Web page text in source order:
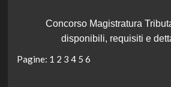
Concorso Magistratura
disponibili, requisiti e
Pagine: 1 2 3 4 5 6